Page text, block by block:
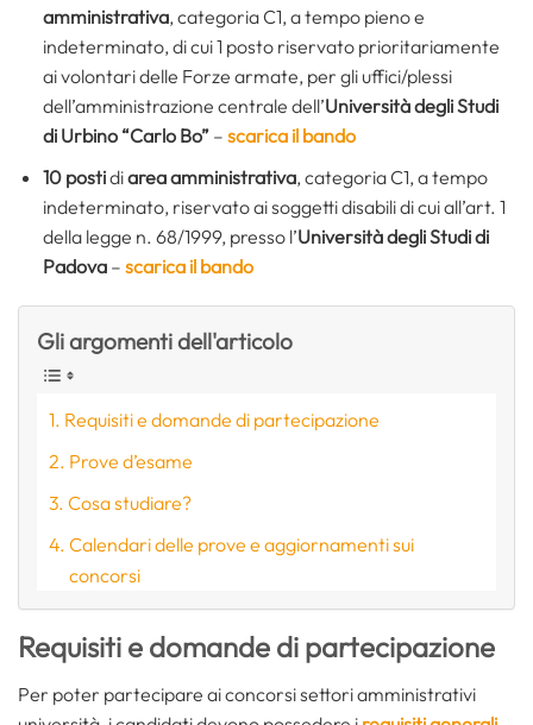
amministrativa, categoria C1, a tempo pieno e
indeterminato, di cui 1 posto riservato prioritariamente
ai volontari delle Forze armate, per gli uffici/plessi
dell’amministrazione centrale dell’Università degli Studi
di Urbino “Carlo Bo”– scarica il bando
10 postidiarea amministrativa, categoria C1, a tempo
indeterminato, riservato ai soggetti disabili di cui all’art. 1
della legge n. 68/1999, presso l’Università degli Studi di
Padova– scarica il bando
Gli argomenti dell'articolo
Requisiti e domande di partecipazione
Prove d’esame
Cosa studiare?
Calendari delle prove e aggiornamenti sui
concorsi
Requisiti e domande di partecipazione
Per poter partecipare ai concorsi settori amministrativi